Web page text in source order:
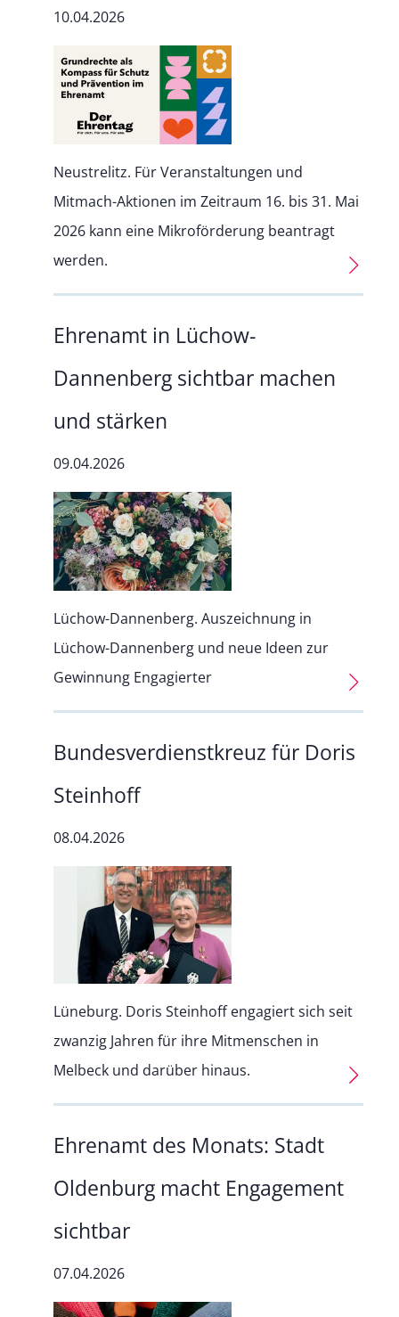
10.04.2026
Neustrelitz. Für Veranstaltungen und
Mitmach-Aktionen im Zeitraum 16. bis 31. Mai
2026 kann eine Mikroförderung beantragt
werden.
Ehrenamt in Lüchow-
Dannenberg sichtbar machen
und stärken
09.04.2026
Lüchow-Dannenberg. Auszeichnung in
Lüchow-Dannenberg und neue Ideen zur
Gewinnung Engagierter
Bundesverdienstkreuz für Doris
Steinhoff
08.04.2026
Lüneburg. Doris Steinhoff engagiert sich seit
zwanzig Jahren für ihre Mitmenschen in
Melbeck und darüber hinaus.
Ehrenamt des Monats: Stadt
Oldenburg macht Engagement
sichtbar
07.04.2026